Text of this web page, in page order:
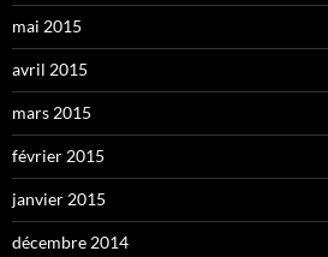
mai 2015
avril 2015
mars 2015
février 2015
janvier 2015
décembre 2014